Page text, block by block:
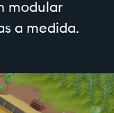
modular
a medida.